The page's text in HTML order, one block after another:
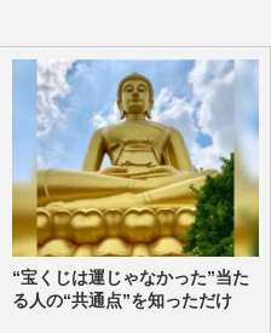
“宝くじは運じゃなかった”当た
る人の“共通点”を知っただけ